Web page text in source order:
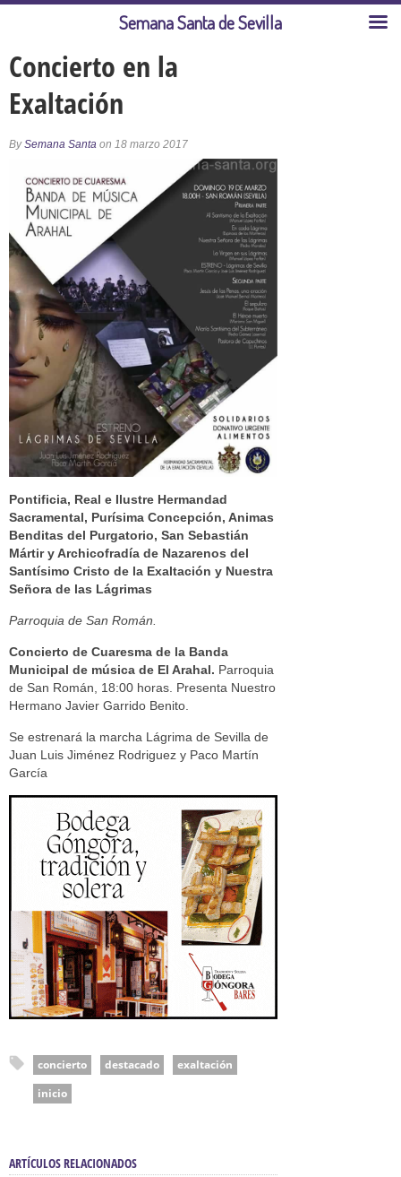
Concierto en la
Exaltación
BySemana Santa on 18 marzo 2017
Pontificia, Real e Ilustre Hermandad
Sacramental, Purísima Concepción, Animas
Benditas del Purgatorio, San Sebastián
Mártir y Archicofradía de Nazarenos del
Santísimo Cristo de la Exaltación y Nuestra
Señora de las Lágrimas
Parroquia de San Román.
Concierto de Cuaresma de la Banda
Municipal de música de El Arahal. Parroquia
de San Román, 18:00 horas. Presenta Nuestro
Hermano Javier Garrido Benito.
Se estrenará la marcha Lágrima de Sevilla de
Juan Luis Jiménez Rodriguez y Paco Martín
García
concierto destacado
exaltación
inicio
ARTÍCULOS RELACIONADOS
Semana Santa de Sevilla